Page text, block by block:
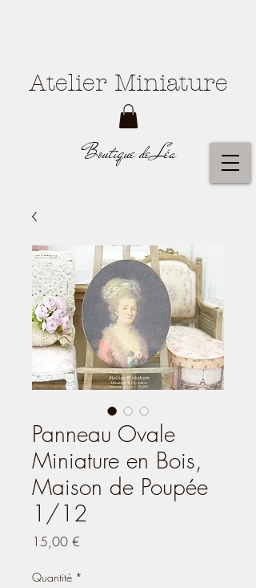
Boutique de Léa
Atelier Miniature
Panneau Ovale
Miniature en Bois,
Maison de Poupée
1/12
15,00 €
Quantité *